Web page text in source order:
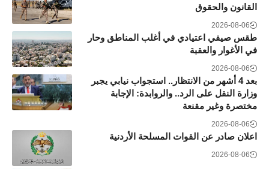
القانون والحقوق
2026-08-06
طقس صيفي اعتيادي في أغلب المناطق وحار
في الأغوار والعقبة
2026-08-06
بعد 4 أشهر من الانتظار.. استجواب نيابي يجبر
وزارة النقل على الرد.. والروابدة: الإجابة
مختصرة وغير مقنعة
2026-08-06
اعلان صادر عن القوات المسلحة الأردنية
2026-08-06